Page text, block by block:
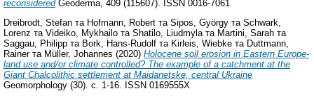
reconsideredGeoderma, 409 (115607). ISSN 0016-7061
Dreibrodt, Stefan та Hofmann, Robert та Sipos, György та Schwark,
Lorenz та Videiko, Mykhailo та Shatilo, Liudmyla та Martini, Sarah та
Saggau, Philipp та Bork, Hans-Rudolf та Kirleis, Wiebke та Duttmann,
Rainerта Müller, Johannes (2020) Holocene soil erosion in Eastern Europe-
land use and/or climate controlled? The example of a catchment at the
Giant Chalcolithic settlement at Maidanetske, central Ukraine
Geomorphology (30). с. 1-16. ISSN 0169555X